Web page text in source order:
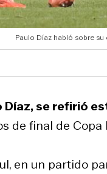
Paulo Díaz habló sobre
Díaz, se refirió
de final de
en un partido